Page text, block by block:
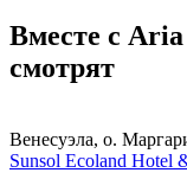
Вместе с
смотрят
Венесуэла, о.
Sunsol Ecoland Hotel